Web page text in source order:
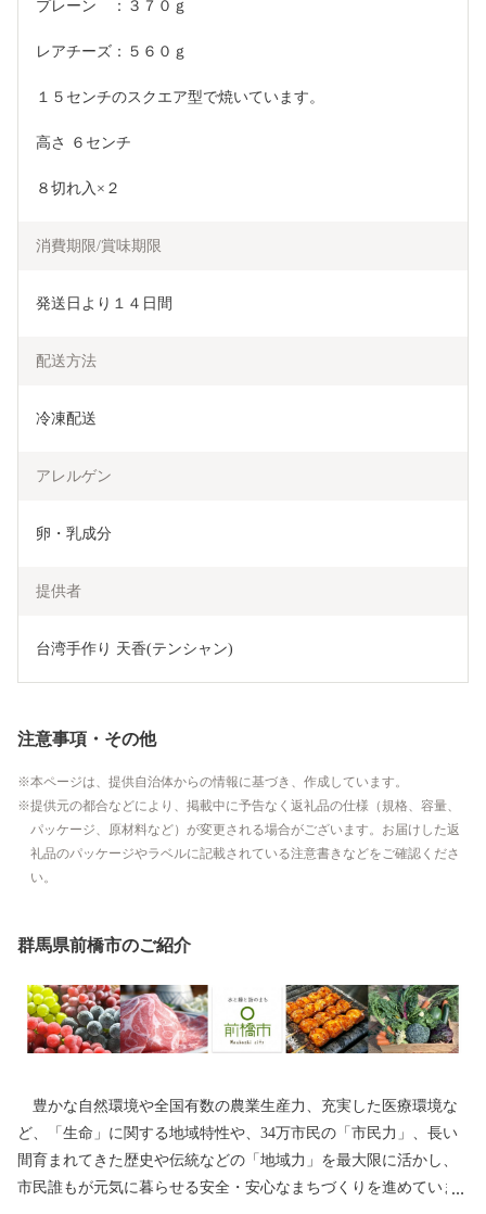
プレーン　：３７０ｇ
レアチーズ：５６０ｇ
１５センチのスクエア型で焼いています。
高さ ６センチ
８切れ入×２
消費期限/賞味期限
発送日より１４日間
配送方法
冷凍配送
アレルゲン
卵・乳成分
提供者
台湾手作り 天香(テンシャン)
注意事項・その他
本ページは、提供自治体からの情報に基づき、作成しています。
提供元の都合などにより、掲載中に予告なく返礼品の仕様（規格、容量、
パッケージ、原材料など）が変更される場合がございます。お届けした返
礼品のパッケージやラベルに記載されている注意書きなどをご確認くださ
い。
群馬県前橋市のご紹介
豊かな自然環境や全国有数の農業生産力、充実した医療環境な
ど、「生命」に関する地域特性や、34万市民の「市民力」、長い
間育まれてきた歴史や伝統などの「地域力」を最大限に活かし、
市民誰もが元気に暮らせる安全・安心なまちづくりを進めていま